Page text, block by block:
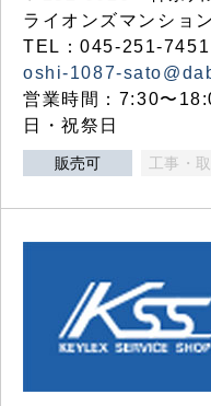
ライオンズマンシ
TEL：045-251-
oshi-1087-
営業時間：7:30〜
日・祝祭日
販売可 工事・